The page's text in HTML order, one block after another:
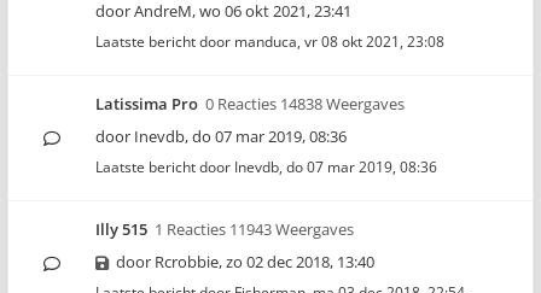
doorAndreM,wo 06 okt 2021, 23:41
Laatste bericht door manduca, vr 08 okt 2021, 23:08
Latissima Pro 0 Reacties 14838 Weergaves
door Inevdb,do 07 mar 2019, 08:36
Laatste bericht door Inevdb, do 07 mar 2019, 08:36
Illy 515 1 Reacties 11943 Weergaves
door Rcrobbie,zo 02 dec 2018, 13:40